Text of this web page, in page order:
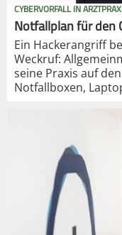
CYBERVORFALL IN
Notfallplan für den
Ein Hackerangriff
Weckruf:
seine Praxis auf
Notfallboxen,